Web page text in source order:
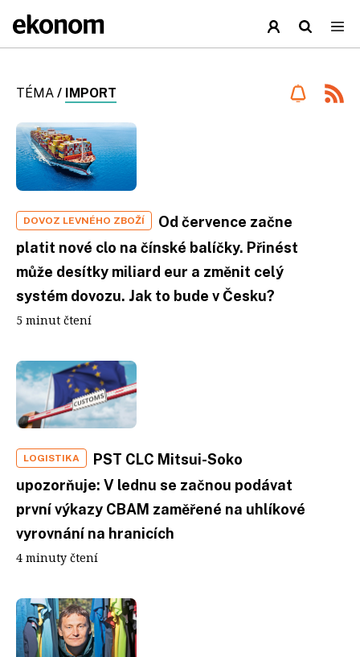
TÉMA / IMPORT
DOVOZ LEVNÉHO ZBOŽÍ
Od července začne
platit nové clo na čínské balíčky. Přinést
může desítky miliard eur a změnit celý
systém dovozu. Jak to bude v Česku?
5 minut čtení
LOGISTIKA
PST CLC Mitsui-Soko
upozorňuje: V lednu se začnou podávat
první výkazy CBAM zaměřené na uhlíkové
vyrovnání na hranicích
4 minuty čtení